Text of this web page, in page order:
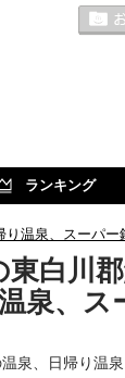
ランキング
温泉、スーパー
東白川
泉、ス
泉、日帰り温